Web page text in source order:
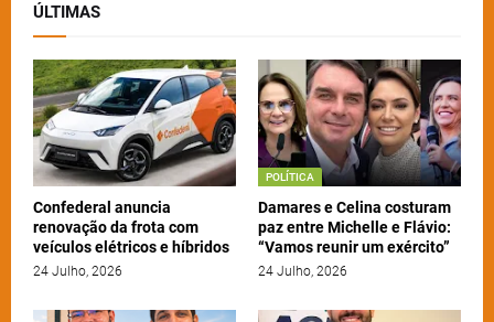
ÚLTIMAS
Confederal anuncia
renovação da frota com
veículos elétricos e híbridos
24 Julho, 2026
POLÍTICA
Damares e Celina costuram
paz entre Michelle e Flávio:
“Vamos reunir um exército”
24 Julho, 2026